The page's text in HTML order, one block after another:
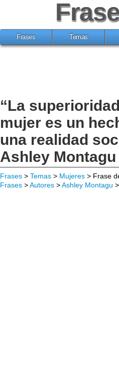
Frases Temas
“La
mujer es un
una realidad
Ashley Montagu
Frases > Temas > Mujeres > Frase
Frases >Autores >Ashley Montagu